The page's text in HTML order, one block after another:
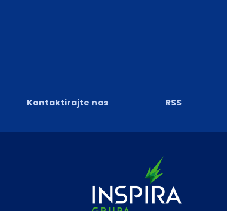
Kontaktirajte nas RSS